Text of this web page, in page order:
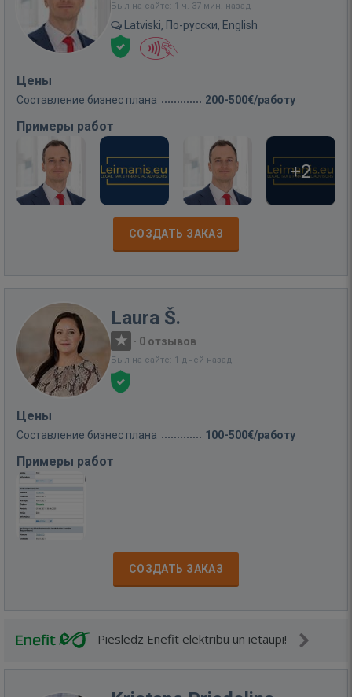
Был на сайте: 1 ч. 37 мин. назад
Latviski, По-русски, English
Цены
Составление бизнес плана 200-500€/работу
Примеры работ
+2
СОЗДАТЬ ЗАКАЗ
Laura Š.
· 0 отзывов
Был на сайте: 1 дней назад
Цены
Составление бизнес плана 100-500€/работу
Примеры работ
СОЗДАТЬ ЗАКАЗ
Pieslēdz Enefit elektrību un ietaupi!